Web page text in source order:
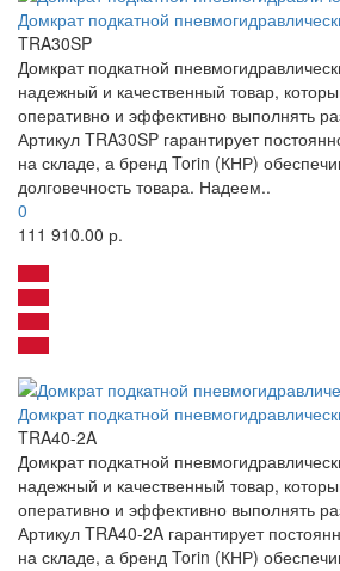
Домкрат подкатной
TRA30SP
Домкрат подкатной
надежный и качественный товар,
оперативно и эффективно выполнять
Артикул TRA30SP гарантирует
на складе, а бренд Torin (КНР)
долговечность товара. Надеем..
0
111 910.00 р.
Домкрат подкатной
TRA40-2A
Домкрат подкатной
надежный и качественный товар,
оперативно и эффективно выполнять
Артикул TRA40-2A гарантирует
на складе, а бренд Torin (КНР)